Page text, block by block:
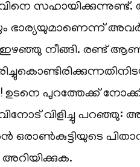
സഹായിക്കുന്നുണ്ട്.
ഭാര്യയുമാണെന്ന്
നീങ്ങി. രണ്ട്
ഉടനെ പുറത്തേക്ക്
വിളിച്ചു പറഞ്ഞു:
ഒരാൺകുട്ടിയുടെ